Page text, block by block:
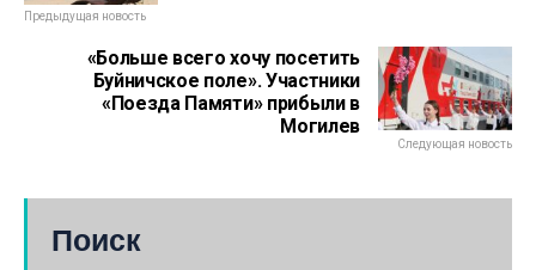
Предыдущая новость
«Больше всего хочу посетить
Буйничское поле». Участники
«Поезда Памяти» прибыли в
Могилев
Следующая новость
Поиск